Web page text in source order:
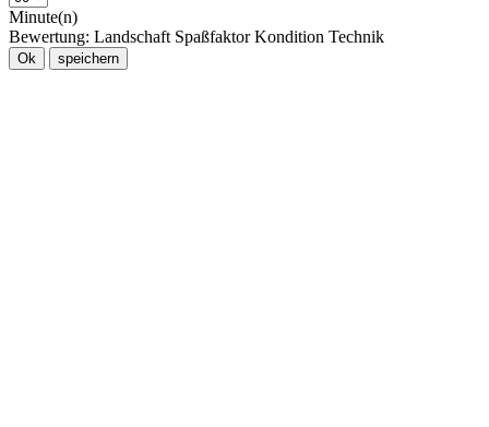
Minute(n)
Bewertung: Landschaft Spaßfaktor Kondition Technik
Ok speichern